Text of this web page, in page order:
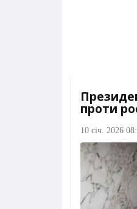
проти
10 січ. 2026